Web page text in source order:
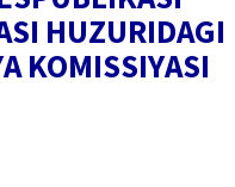
HUZURIDAGI
KOMISSIYASI